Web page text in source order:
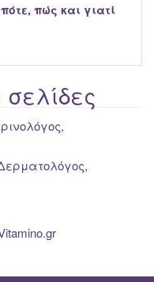
πώς και γιατί